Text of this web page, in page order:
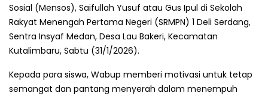
Sosial (Mensos), Saifullah Yusuf atau Gus Ipul di Sekolah
Rakyat Menengah Pertama Negeri (SRMPN) 1 Deli Serdang,
Sentra Insyaf Medan, Desa Lau Bakeri, Kecamatan
Kutalimbaru, Sabtu (31/1/2026).
Kepada para siswa, Wabup memberi motivasi untuk tetap
semangat dan pantang menyerah dalam menempuh